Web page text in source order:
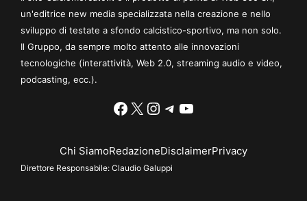
un'editrice new media specializzata nella creazione e nello
sviluppo di testate a sfondo calcistico-sportivo, ma non solo.
Il Gruppo, da sempre molto attento alle innovazioni
tecnologiche (interattività, Web 2.0, streaming audio e video,
podcasting, ecc.).
Facebook
X Instagram
Telegram
YouTube
Chi SiamoRedazioneDisclaimerPrivacy
Direttore Responsabile: Claudio Galuppi